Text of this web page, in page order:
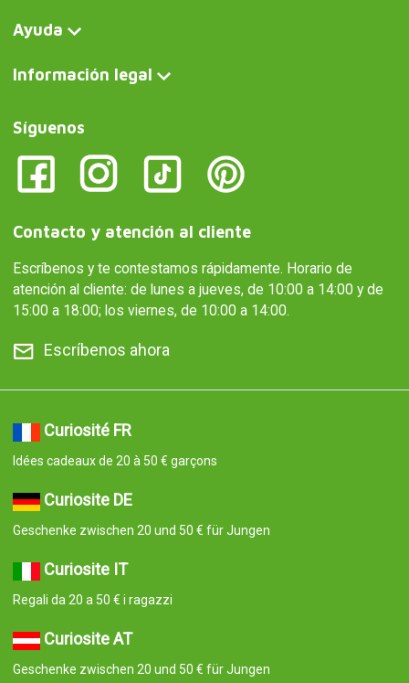
Ayuda
Información legal
Síguenos
Contacto y atención al cliente
Escríbenos y te contestamos rápidamente. Horario de
atención al cliente: de lunes a jueves, de 10:00 a 14:00 y de
15:00 a 18:00; los viernes, de 10:00 a 14:00.
Escríbenos ahora
Curiosité FR
Idées cadeaux de 20 à 50 € garçons
Curiosite DE
Geschenke zwischen 20 und 50 € für Jungen
Curiosite IT
Regali da 20 a 50 € i ragazzi
Curiosite AT
Geschenke zwischen 20 und 50 € für Jungen